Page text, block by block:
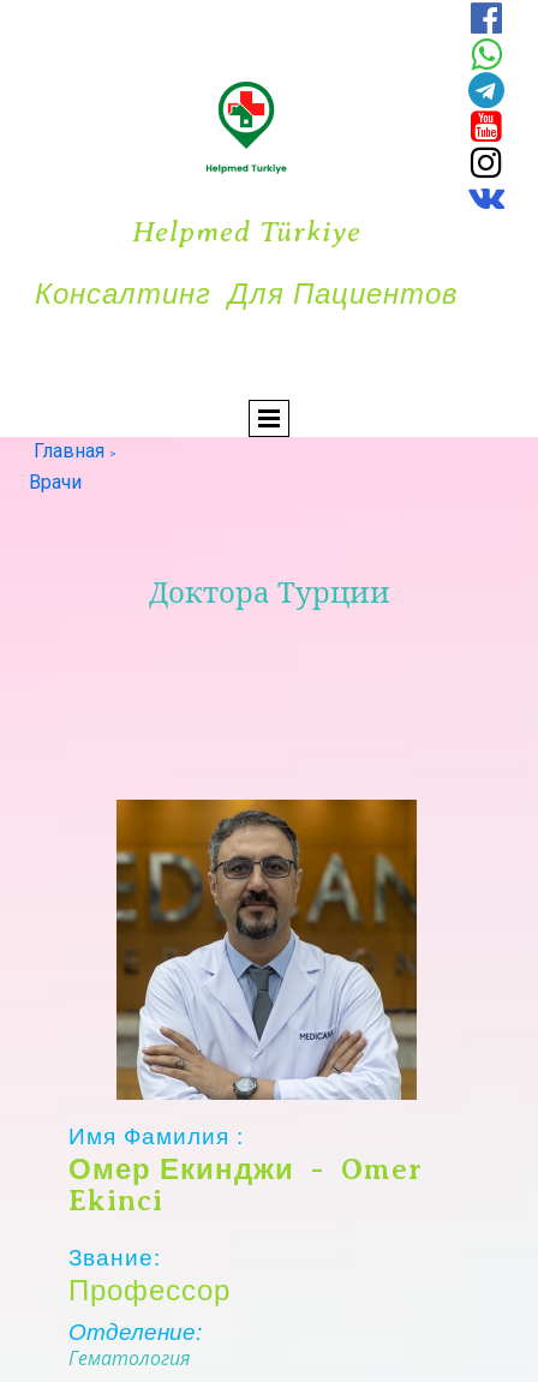






Helpmed Türkiye
Консалтинг Для Пациентов
Главная >
Врачи
Доктора Турции
Имя Фамилия :
Омер Екинджи - Omer
Ekinci
Звание:
Профессор
Отделение:
Гематология